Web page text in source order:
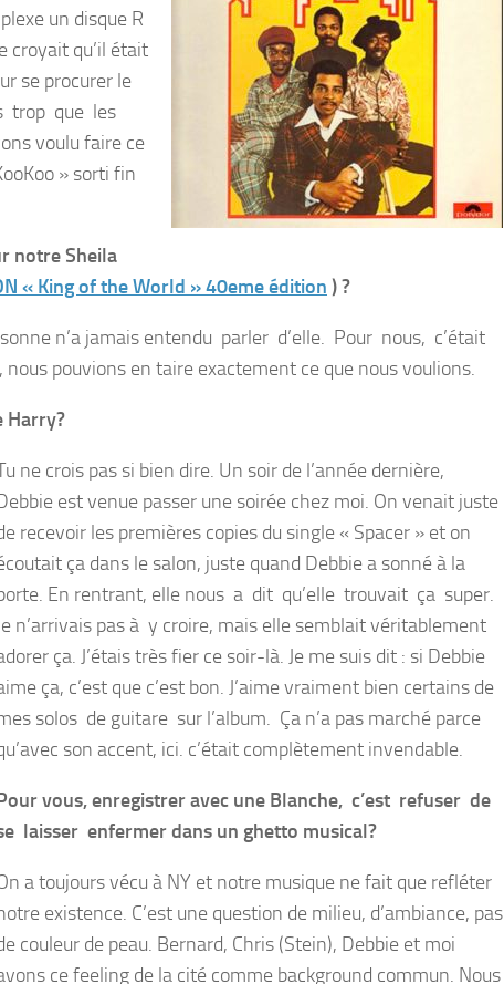
un disque R
croyait qu’il était
se procurer le
trop que les
voulu faire ce
» sorti fin
notre Sheila
« King of the World » 40eme édition ) ?
n’a jamais entendu parler d’elle. Pour nous, c’était
pouvions en taire exactement ce que nous voulions.
Harry?
ne crois pas si bien dire. Un soir de l’année dernière,
est venue passer une soirée chez moi. On venait juste
recevoir les premières copies du single « Spacer » et on
ça dans le salon, juste quand Debbie a sonné à la
En rentrant, elle nous a dit qu’elle trouvait ça super.
n’arrivais pas à y croire, mais elle semblait véritablement
ça. J’étais très fier ce soir-là. Je me suis dit : si Debbie
ça, c’est que c’est bon. J’aime vraiment bien certains de
solos de guitare sur l’album. Ça n’a pas marché parce
son accent, ici. c’était complètement invendable.
vous, enregistrer avec une Blanche, c’est refuser de
laisser enfermer dans un ghetto musical?
a toujours vécu à NY et notre musique ne fait que refléter
existence. C’est une question de milieu, d’ambiance, pas
couleur de peau. Bernard, Chris (Stein), Debbie et moi
ce feeling de la cité comme background commun. Nous